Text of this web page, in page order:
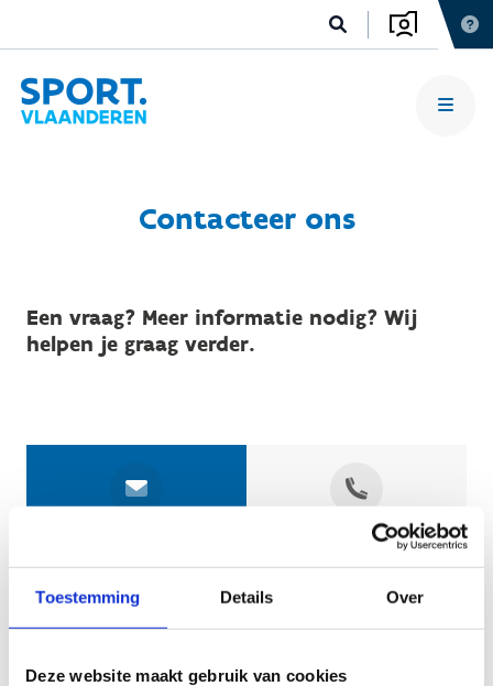
Toestemming Details Over
Deze website maakt gebruik van cookies
Contacteer ons
Een vraag? Meer informatie nodig? Wij
helpen je graag verder.